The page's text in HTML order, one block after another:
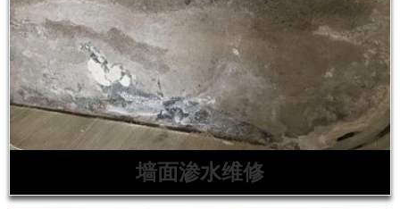
墙面渗水维修